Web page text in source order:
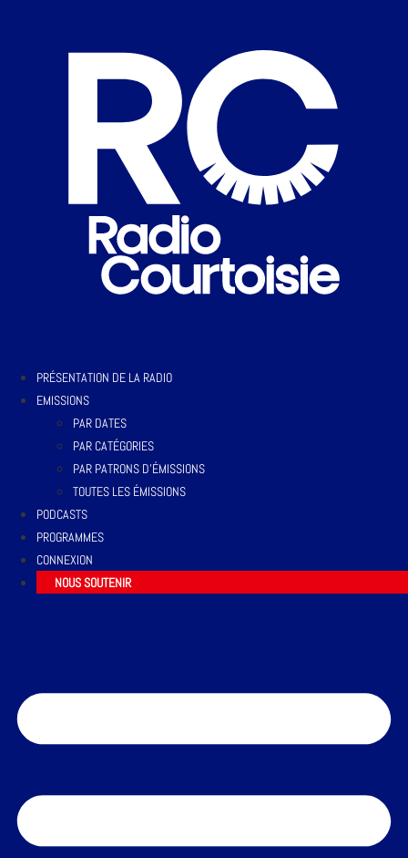
PRÉSENTATION DE LA RADIO
EMISSIONS
PAR DATES
PAR CATÉGORIES
PAR PATRONS D’ÉMISSIONS
TOUTES LES ÉMISSIONS
PODCASTS
PROGRAMMES
CONNEXION
NOUS SOUTENIR